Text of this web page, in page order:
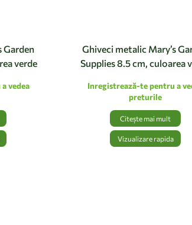
Garden
verde
vedea
Ghiveci metalic Mary’s
Supplies 8.5 cm, culoarea
Inregistrează-te pentru a
preturile
Citește mai mult
Vizualizare rapida